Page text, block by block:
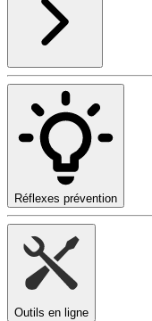
Réflexes prévention
Outils en ligne